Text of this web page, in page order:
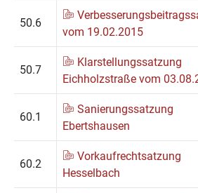
50.6
vom 19.02.2015
50.7
Klarstellungssatzung
Eichholzstraße vom
60.1
Sanierungssatzung
Ebertshausen
60.2
Vorkaufrechtsatzung
Hesselbach